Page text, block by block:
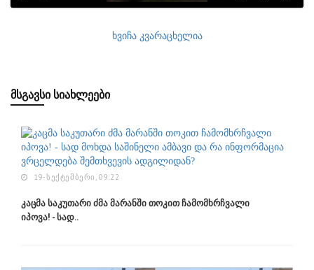
ხვიჩა კვარაცხელია
ᲛᲡᲒᲐᲕᲡᲘ ᲡᲘᲐᲮᲚᲔᲔᲑᲘ
19-ᲡᲔᲥᲢᲔᲛᲑᲔᲠᲘ, 09:22
კაცმა საკუთარი ძმა მარანში თოკით ჩამომხრჩვალი
იპოვა! - სად..